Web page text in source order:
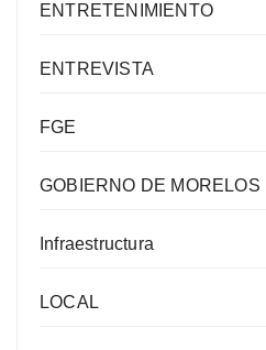
ENTRETENIMIENTO
ENTREVISTA
FGE
GOBIERNO DE MORELOS
Infraestructura
LOCAL